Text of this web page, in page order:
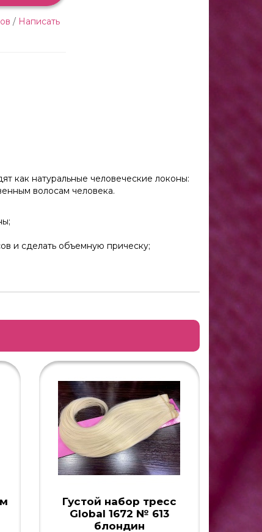
/ Написать
как натуральные человеческие локоны:
волосам человека.
и сделать объемную прическу;
Густой набор тресс
Global 1672 № 613
блондин